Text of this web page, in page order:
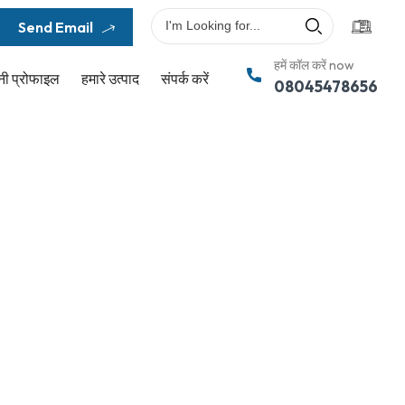
Send Email
हमें कॉल करें now
08045478656
प्रोफाइल हमारे उत्पाद संपर्क करें